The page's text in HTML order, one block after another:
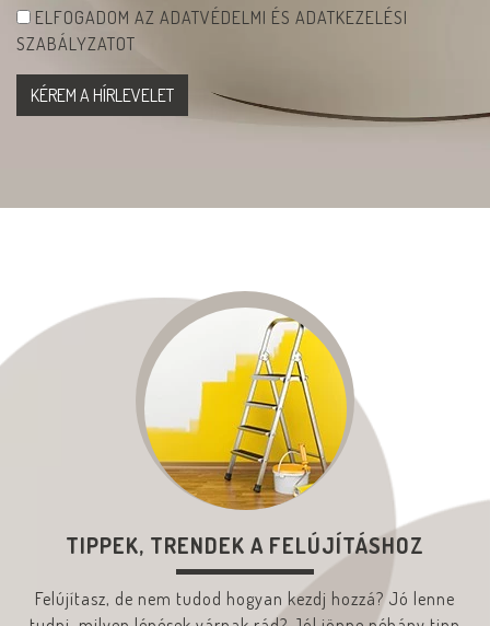
ELFOGADOM AZ ADATVÉDELMI ÉS ADATKEZELÉSI
SZABÁLYZATOT
TIPPEK, TRENDEK A FELÚJÍTÁSHOZ
Felújítasz, de nem tudod hogyan kezdj hozzá? Jó lenne